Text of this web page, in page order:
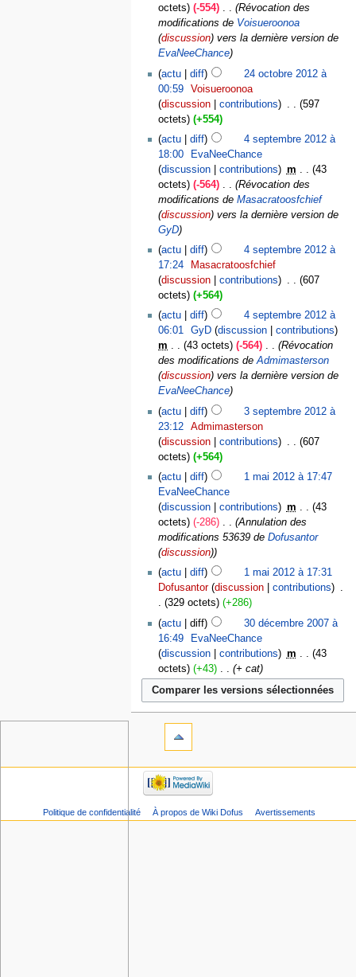
octets
-554
Révocation des
modifications de Voisueroonoa
(discussion) vers la dernière version de
EvaNeeChance
actu
diff
24 octobre 2012 à
00:59
Voisueroonoa
discussion
contributions
597
octets
+554
actu
diff
4 septembre 2012 à
18:00
EvaNeeChance
discussion
contributions m
43
octets
-564
Révocation des
modifications deMasacratoosfchief
(discussion) vers la dernière version de
GyD
actu
diff
4 septembre 2012 à
17:24
Masacratoosfchief
discussion
contributions
607
octets
+564
actu
diff
4 septembre 2012 à
06:01
GyD discussion
contributions
m
43 octets -564
Révocation
des modifications deAdmimasterson
(discussion) vers la dernière version de
EvaNeeChance
actu
diff
3 septembre 2012 à
23:12
Admimasterson
discussion
contributions
607
octets
+564
actu
diff
1 mai 2012 à 17:47
EvaNeeChance
discussion
contributions m
43
octets
-286
Annulation des
modifications 53639 deDofusantor
(discussion)
actu
diff
1 mai 2012 à 17:31
Dofusantor discussion contributions
329 octets
+286
actu
diff
30 décembre 2007 à
16:49
EvaNeeChance
discussion
contributions m
43
octets
+43 + cat
Politique de confidentialité À propos de Wiki Dofus Avertissements